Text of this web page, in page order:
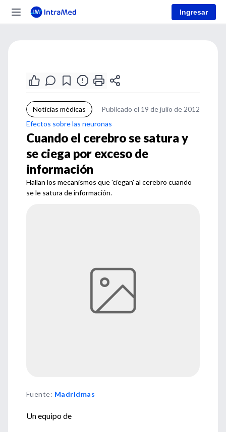
Ingresar
Noticias médicas
Publicado el 19 de julio de 2012
Efectos sobre las neuronas
Cuando el cerebro se satura y
se ciega por exceso de
información
Hallan los mecanismos que 'ciegan' al cerebro cuando
se le satura de información.
Fuente: Madridmas
Un equipo de